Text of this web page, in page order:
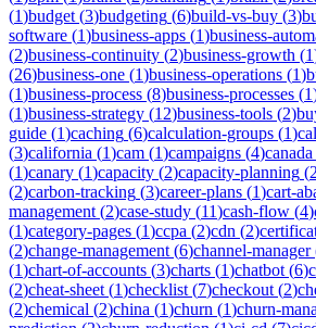
(1)budget (3)budgeting (6)build-vs-buy (3)
software (1)business-apps (1)business-
(2)business-continuity (2)business-growth (1
(26)business-one (1)business-operations (1)
(1)business-process (8)business-processes (1
(1)business-strategy (12)business-tools (2)
guide (1)caching (6)calculation-groups (1)
(3)california (1)cam (1)campaigns (4)canada
(1)canary (1)capacity (2)capacity-planning (2
(2)carbon-tracking (3)career-plans (1)cart-
management (2)case-study (11)cash-flow (4)
(1)category-pages (1)ccpa (2)cdn (2)
(2)change-management (6)channel-manager
(1)chart-of-accounts (3)charts (1)chatbot (6)
(2)cheat-sheet (1)checklist (7)checkout (2)
(2)chemical (2)china (1)churn (1)churn-